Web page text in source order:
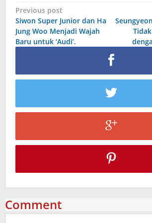
Post
navigation
Previous post
Siwon Super Junior dan Ha
Jung Woo Menjadi Wajah
Baru untuk ‘Audi’.
Comment